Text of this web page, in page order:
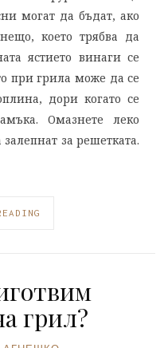
могат да бъдат, ако
което трябва да
ястието винаги се
при грила може да се
дори когато се
Омазнете леко
за решетката.
грил?